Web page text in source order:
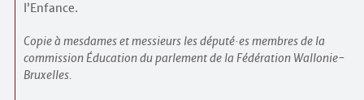
l’Enfance.
Copie à mesdames et messieurs les député·es membres de la
commission Éducation du parlement de la Fédération Wallonie-
Bruxelles.